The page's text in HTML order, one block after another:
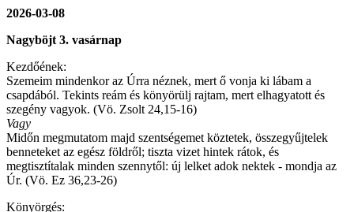
2026-03-08
Nagyböjt 3. vasárnap
Kezdőének:
Szemeim mindenkor az Úrra néznek, mert ő vonja ki lábam a
csapdából. Tekints reám és könyörülj rajtam, mert elhagyatott és
szegény vagyok. (Vö. Zsolt 24,15-16)
Vagy
Midőn megmutatom majd szentségemet köztetek, összegyűjtelek
benneteket az egész földről; tiszta vizet hintek rátok, és
megtisztítalak minden szennytől: új lelket adok nektek - mondja az
Úr. (Vö. Ez 36,23-26)
Könyörgés: